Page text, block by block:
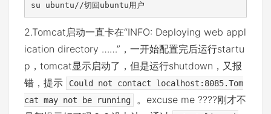
su ubuntu//切回ubuntu用户
2.Tomcat启动一直卡在“INFO: Deploying web appl
ication directory ……”，一开始配置完后运行startu
p，tomcat显示启动了，但是运行shutdown，又报
错，提示
Could not contact localhost:8085.Tom
cat may not be running
。excuse me ????刚才不